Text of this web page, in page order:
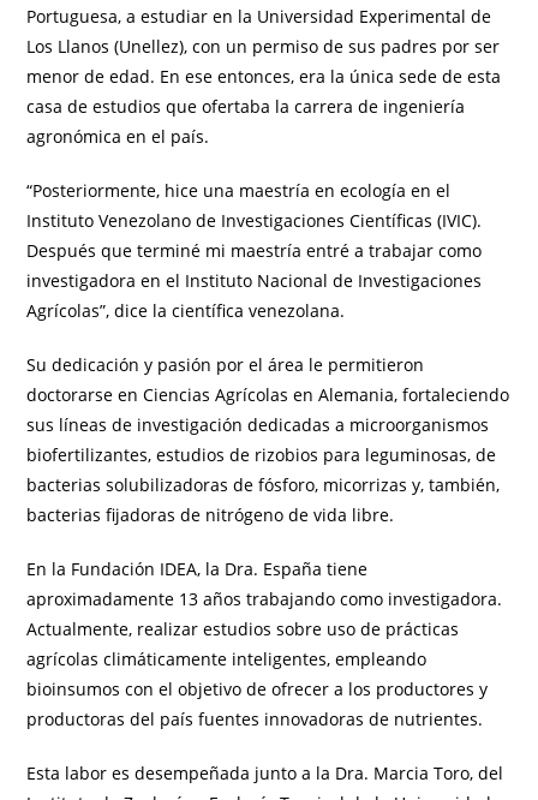
Portuguesa, a estudiar en la Universidad Experimental de
Los Llanos (Unellez), con un permiso de sus padres por ser
menor de edad. En ese entonces, era la única sede de esta
casa de estudios que ofertaba la carrera de ingeniería
agronómica en el país.
“Posteriormente, hice una maestría en ecología en el
Instituto Venezolano de Investigaciones Científicas (IVIC).
Después que terminé mi maestría entré a trabajar como
investigadora en el Instituto Nacional de Investigaciones
Agrícolas”, dice la científica venezolana.
Su dedicación y pasión por el área le permitieron
doctorarse en Ciencias Agrícolas en Alemania, fortaleciendo
sus líneas de investigación dedicadas a microorganismos
biofertilizantes, estudios de rizobios para leguminosas, de
bacterias solubilizadoras de fósforo, micorrizas y, también,
bacterias fijadoras de nitrógeno de vida libre.
En la Fundación IDEA, la Dra. España tiene
aproximadamente 13 años trabajando como investigadora.
Actualmente, realizar estudios sobre uso de prácticas
agrícolas climáticamente inteligentes, empleando
bioinsumos con el objetivo de ofrecer a los productores y
productoras del país fuentes innovadoras de nutrientes.
Esta labor es desempeñada junto a la Dra. Marcia Toro, del